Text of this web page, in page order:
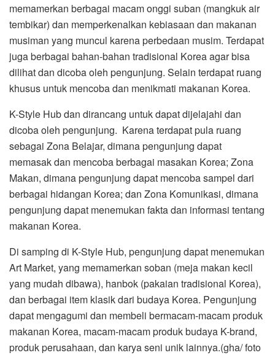
memamerkan berbagai macam onggi suban (mangkuk air
tembikar) dan memperkenalkan kebiasaan dan makanan
musiman yang muncul karena perbedaan musim. Terdapat
juga berbagai bahan-bahan tradisional Korea agar bisa
dilihat dan dicoba oleh pengunjung. Selain terdapat ruang
khusus untuk mencoba dan menikmati makanan Korea.
K-Style Hub dan dirancang untuk dapat dijelajahi dan
dicoba oleh pengunjung. Karena terdapat pula ruang
sebagai Zona Belajar, dimana pengunjung dapat
memasak dan mencoba berbagai masakan Korea; Zona
Makan, dimana pengunjung dapat mencoba sampel dari
berbagai hidangan Korea; dan Zona Komunikasi, dimana
pengunjung dapat menemukan fakta dan informasi tentang
makanan Korea.
Di samping di K-Style Hub, pengunjung dapat menemukan
Art Market, yang memamerkan soban (meja makan kecil
yang mudah dibawa), hanbok (pakaian tradisional Korea),
dan berbagai item klasik dari budaya Korea. Pengunjung
dapat mengagumi dan membeli bermacam-macam produk
makanan Korea, macam-macam produk budaya K-brand,
produk perusahaan, dan karya seni unik lainnya.(gha/ foto